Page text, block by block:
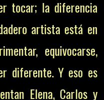
tocar; la diferencia
artista está en
equivocarse,
diferente. Y eso es
Elena, Carlos y